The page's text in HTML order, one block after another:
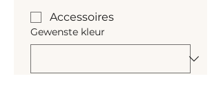
Accessoires
Gewenste kleur